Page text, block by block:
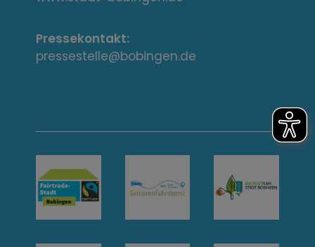
e
/
n
t
a
k
Pressekontakt:
pressestelle@bobingen.de